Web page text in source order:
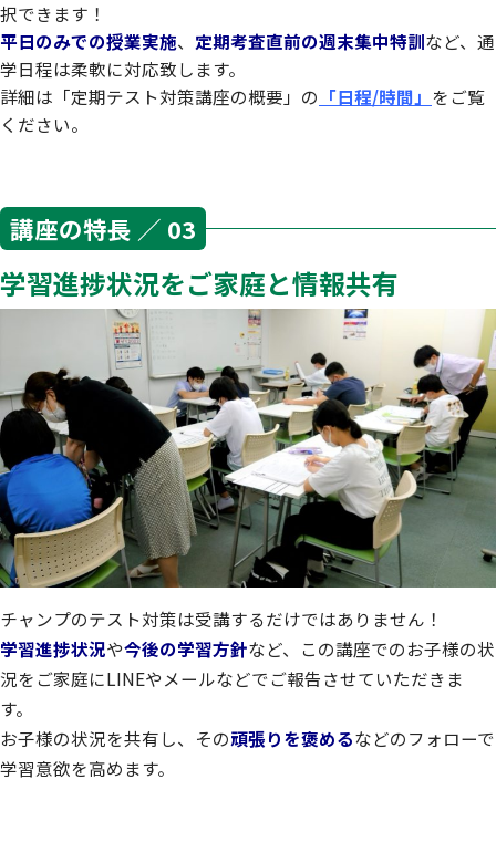
択できます！
平日のみでの授業実施、 定期考査直前の週末集中特訓など、通
学日程は柔軟に対応致します。
詳細は「定期テスト対策講座の概要」の 「日程/時間」 をご覧
ください。
講座の特長 ／ 03
学習進捗状況をご家庭と情報共有
チャンプのテスト対策は受講するだけではありません！
学習進捗状況や今後の学習方針など、この講座でのお子様の状
況をご家庭にLINEやメールなどでご報告させていただきま
す。
お子様の状況を共有し、その頑張りを褒めるなどのフォローで
学習意欲を高めます。